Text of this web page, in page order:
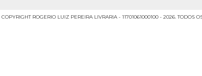
COPYRIGHT ROGERIO LUIZ PEREIRA LIVRARIA - 11701061000100 - 2026. TODOS